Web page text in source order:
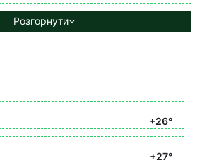
Розгорнути
+26°
+27°